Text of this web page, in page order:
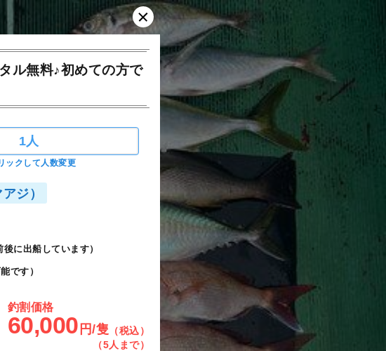
ル無料♪初めての方で
1人
ックして人数変更
ジ）
に出船しています）
です）
釣割価格
60,000 円/隻 （税込）
（5人まで）